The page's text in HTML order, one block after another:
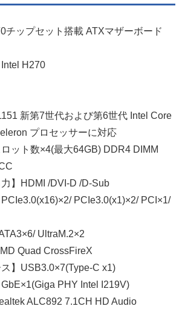
チップセット搭載 ATXマザーボード
Intel H270
新第7世代および第6世代 Intel Core
プロセッサーに対応
ロット数×4(最大64GB) DDR4 DIMM
力】HDMI /DVI-D /D-Sub
PCIe3.0(x16)×2/ PCIe3.0(x1)×2/ PCI×1/
UltraM.2×2
Quad CrossFireX
ス】USB3.0×7(Type-C x1)
GbE×1(Giga PHY Intel I219V)
ALC892 7.1CH HD Audio